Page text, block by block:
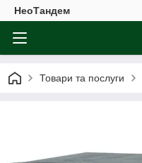
НеоТандем
Товари та послуги